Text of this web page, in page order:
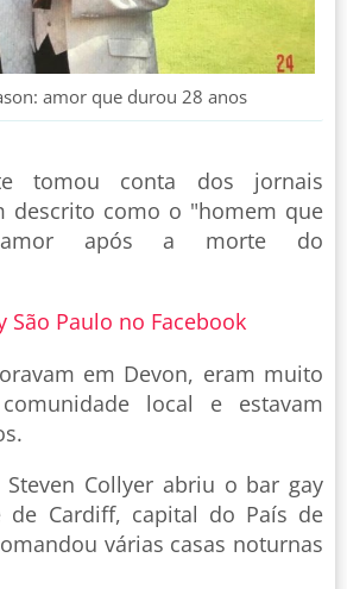
amor que durou 28 anos
tomou conta dos jornais
descrito como o "homem que
após a morte do
São Paulo no Facebook
em Devon, eram muito
local e estavam
Steven Collyer abriu o bar gay
de Cardiff, capital do País de
várias casas noturnas